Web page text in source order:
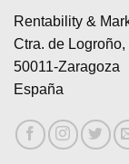
Rentability &
Ctra. de
50011-Zaragoza
España